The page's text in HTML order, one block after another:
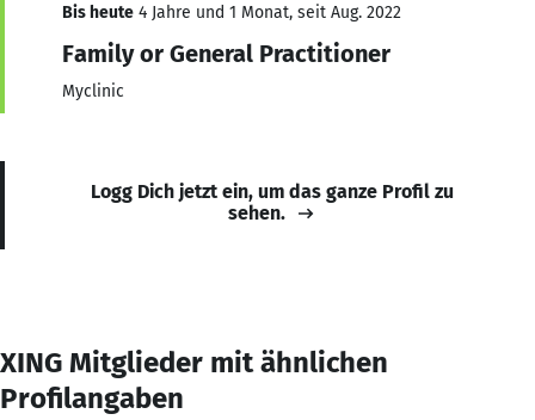
Bis heute 4 Jahre und 1 Monat, seit Aug. 2022
Family or General Practitioner
Myclinic
Logg Dich jetzt ein, um das ganze Profil zu
sehen.
XING Mitglieder mit ähnlichen
Profilangaben